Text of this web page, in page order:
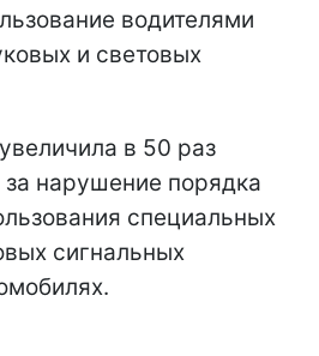
водителями
и световых
в 50 раз
нарушение порядка
специальных
сигнальных